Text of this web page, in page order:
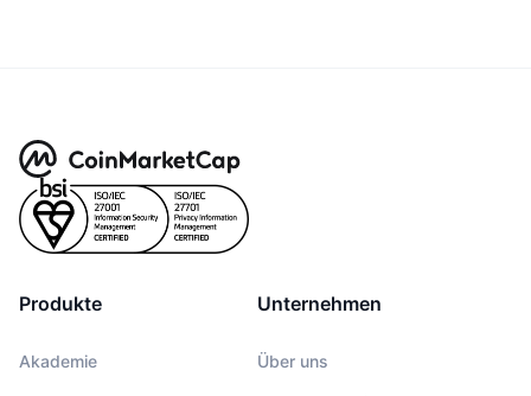
Produkte
Akademie
Unternehmen
Über uns